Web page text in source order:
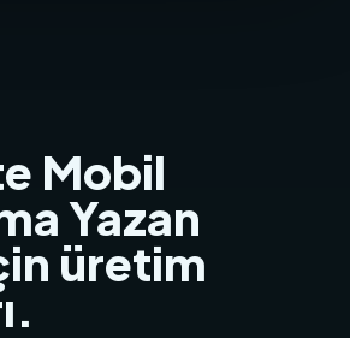
Mobil
Yazan
üretim